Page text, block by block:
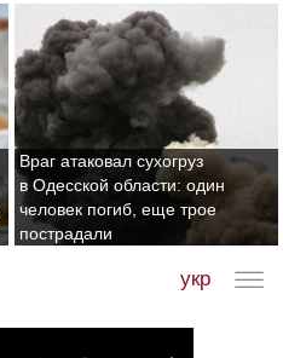
Враг атаковал сухогруз
в Одесской области: один
человек погиб, еще трое
пострадали
укр